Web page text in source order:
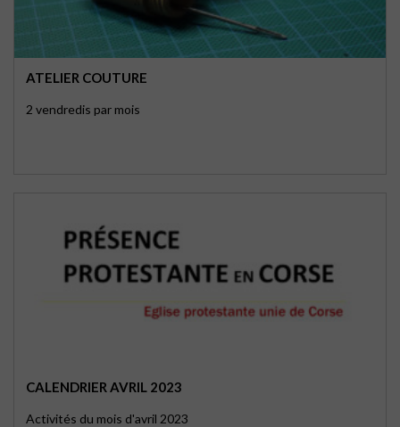
ATELIER COUTURE
2 vendredis par mois
CALENDRIER AVRIL 2023
Activités du mois d'avril 2023